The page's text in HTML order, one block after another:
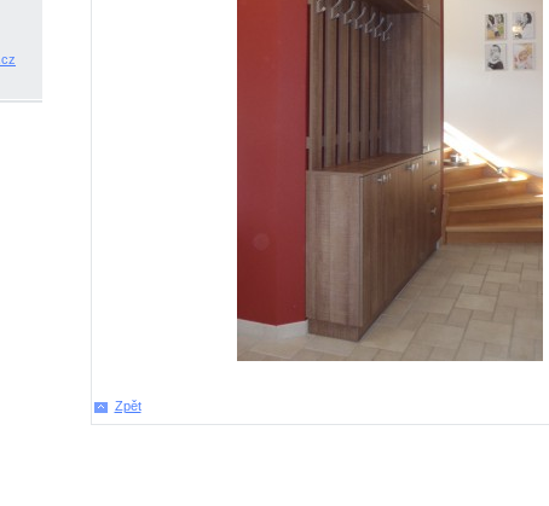
Zpět
cz